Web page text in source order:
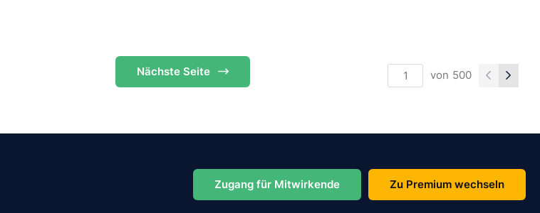
Nächste Seite von 500
Zugang für Mitwirkende Zu Premium wechseln